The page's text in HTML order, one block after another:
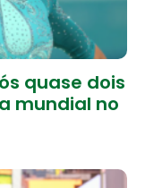
quase dois
mundial no